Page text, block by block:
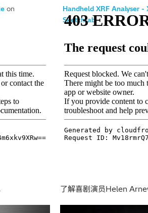
on
Handheld XRF Analyser
Sketchfab
了解喜剧演员Helen